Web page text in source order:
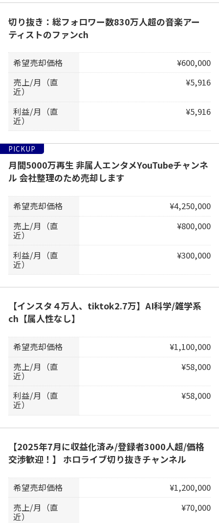
切り抜き：総フォロワー数830万人超の音楽アー
ティストのファンch
希望売却価格
¥600,000
売上/月（直
近）
¥5,916
利益/月（直
近）
¥5,916
PICKUP
月間5000万再生 非属人エンタメYouTubeチャンネ
ル 会社整理のため売却します
希望売却価格
¥4,250,000
売上/月（直
近）
¥800,000
利益/月（直
近）
¥300,000
【インスタ４万人、tiktok2.7万】AI科学/雑学系
ch【属人性なし】
希望売却価格
¥1,100,000
売上/月（直
近）
¥58,000
利益/月（直
近）
¥58,000
【2025年7月に収益化済み/登録者3000人超/価格
交渉歓迎！】 ホロライブ切り抜きチャンネル
希望売却価格
¥1,200,000
売上/月（直
近）
¥70,000